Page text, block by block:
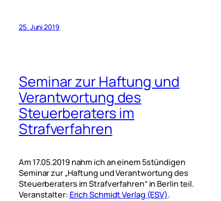
25. Juni 2019
Seminar zur Haftung und
Verantwortung des
Steuerberaters im
Strafverfahren
Am 17.05.2019 nahm ich an einem 5stündigen
Seminar zur „Haftung und Verantwortung des
Steuerberaters im Strafverfahren“ in Berlin teil.
Veranstalter: Erich Schmidt Verlag (ESV).